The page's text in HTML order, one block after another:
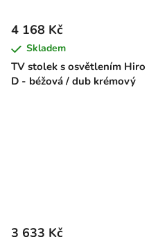
TV stolek s osvětlením Hiro
D - béžová / dub krémový
4 168 Kč
Skladem
3 633 Kč